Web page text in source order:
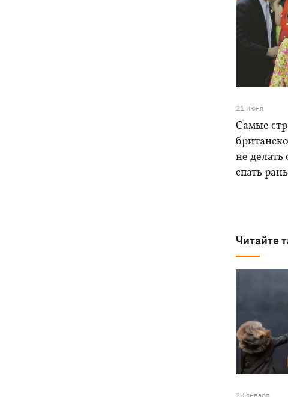
21 июня
Самые
не
спать
Читайте
28 января